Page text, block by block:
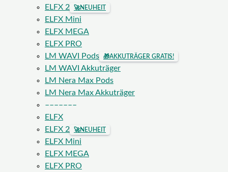
ELFX 2
🚀NEUHEIT
ELFX Mini
ELFX MEGA
ELFX PRO
LM WAVI Pods
🎁AKKUTRÄGER GRATIS!
LM WAVI Akkuträger
LM Nera Max Pods
LM Nera Max Akkuträger
–––––––
ELFX
ELFX 2
🚀NEUHEIT
ELFX Mini
ELFX MEGA
ELFX PRO